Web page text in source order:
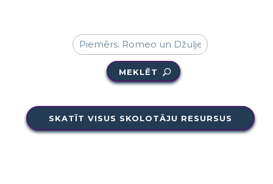
MEKLĒT
SKATĪT VISUS SKOLOTĀJU RESURSUS